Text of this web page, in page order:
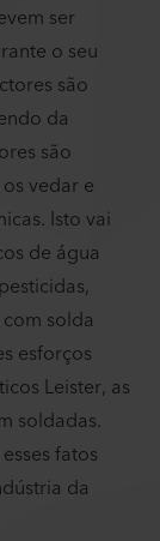
ser
o seu
são
da
são
vedar e
Isto vai
de água
solda
esforços
Leister, as
soldadas.
fatos
da